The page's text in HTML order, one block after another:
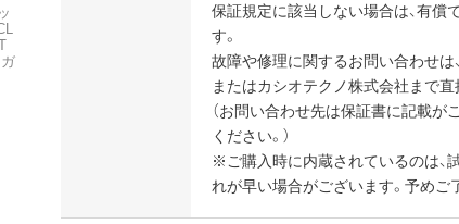
保証規定に該当しない場合は、有償
す。
故障や修理に関するお問い合わせは
またはカシオテクノ株式会社まで直
（お問い合わせ先は保証書に記載が
ください。）
※ご購入時に内蔵されているのは、
れが早い場合がございます。予めご